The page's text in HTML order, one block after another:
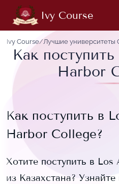
Ivy Course
Ivy Course/Лучшие
Как
Harbor
Как поступить в
Harbor College?
Хотите поступить в Los
из Казахстана?